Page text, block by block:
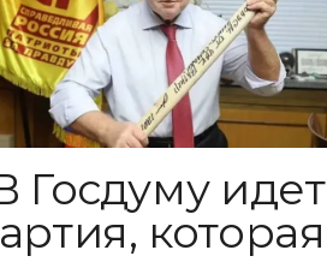
Госдуму идет
которая